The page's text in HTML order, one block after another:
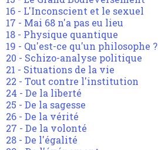
16 - L'Inconscient et le sexuel
17 - Mai 68 n'a pas eu lieu
18 - Physique quantique
19 - Qu'est-ce qu'un philosophe ?
20 - Schizo-analyse politique
21 - Situations de la vie
22 - Tout contre l'institution
24 - De la liberté
25 - De la sagesse
26 - De la vérité
27 - De la volonté
28 - De l'égalité